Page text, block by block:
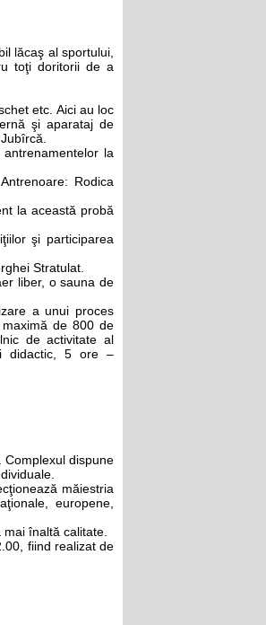
lăcaş al sportului,
toţi doritorii de a
etc. Aici au loc
şi aparataj de
la
Rodica
la această probă
şi participarea
Stratulat.
liber, o sauna de
a unui proces
de 800 de
de activitate al
didactic, 5 ore –
dispune
măiestria
europene,
înaltă calitate.
fiind realizat de